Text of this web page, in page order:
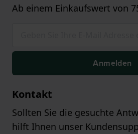
Ab einem Einkaufswert von
Anmelden
Kontakt
Sollten Sie die gesuchte
hilft Ihnen unser